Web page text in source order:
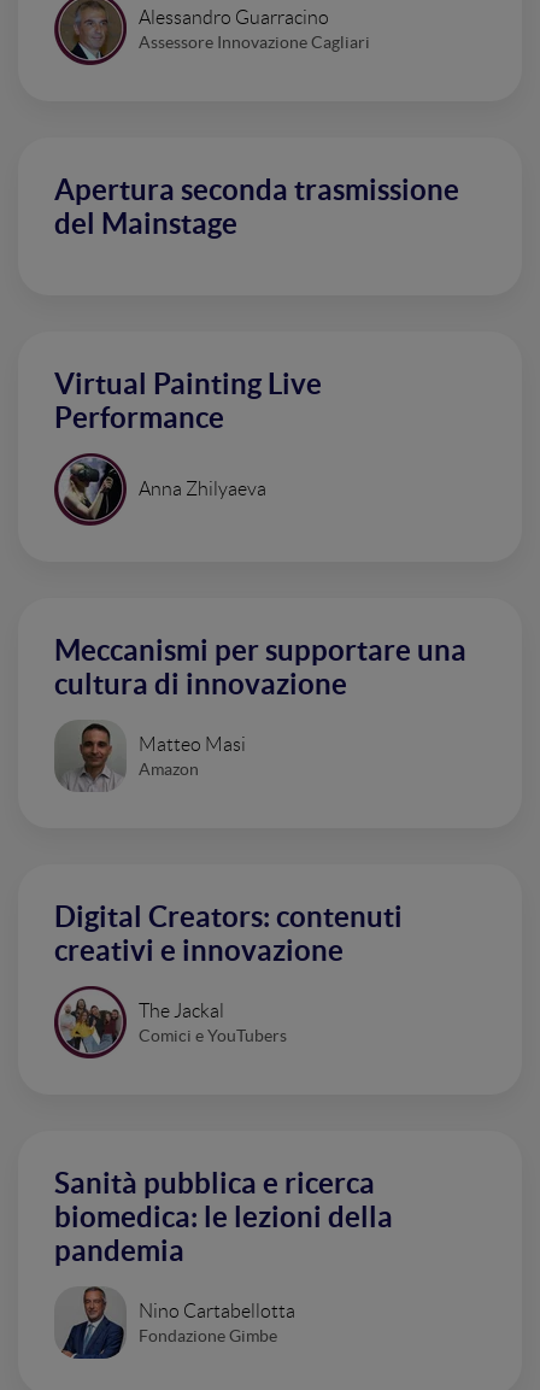
Alessandro Guarracino
Assessore Innovazione Cagliari
Apertura seconda trasmissione
del Mainstage
Virtual Painting Live
Performance
Anna Zhilyaeva
Meccanismi per supportare una
cultura di innovazione
Matteo Masi
Amazon
Digital Creators: contenuti
creativi e innovazione
The Jackal
Comici e YouTubers
Sanità pubblica e ricerca
biomedica: le lezioni della
pandemia
Nino Cartabellotta
Fondazione Gimbe